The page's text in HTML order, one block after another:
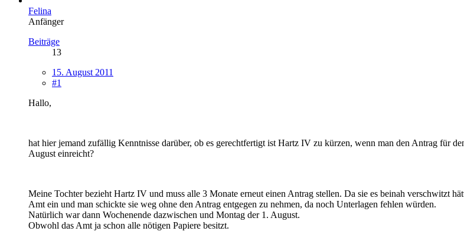
Felina
Anfänger
Beiträge
13
15. August 2011
#1
Hallo,
hat hier jemand zufällig Kenntnisse darüber, ob es gerechtfertigt ist Hartz IV zu kürzen, wenn man den Antrag für
August einreicht?
Meine Tochter bezieht Hartz IV und muss alle 3 Monate erneut einen Antrag stellen. Da sie es beinah verschwitzt
Amt ein und man schickte sie weg ohne den Antrag entgegen zu nehmen, da noch Unterlagen fehlen würden.
Natürlich war dann Wochenende dazwischen und Montag der 1. August.
Obwohl das Amt ja schon alle nötigen Papiere besitzt.